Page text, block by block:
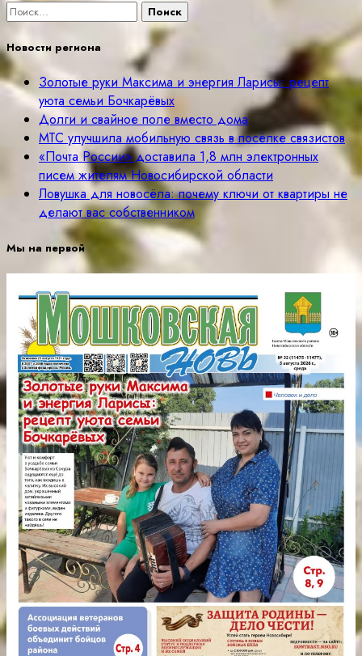
Найти:
Новости региона
Золотые руки Максима и энергия Ларисы: рецепт
уюта семьи Бочкарёвых
Долги и свайное поле вместо дома
МТС улучшила мобильную связь в посёлке связистов
«Почта России» доставила 1,8 млн электронных
писем жителям Новосибирской области
Ловушка для новосёла: почему ключи от квартиры не
делают вас собственником
Мы на первой